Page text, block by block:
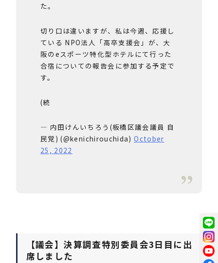
た。
切り口は違いますが、私は今週、応援し
ている NPO法人「高卒支援会」が、大
阪のeスポーツ特化型ホテルにて行った
合宿についての報告会に参加する予定で
す。
(続
— 内田けんいちろう(板橋区議会議員 自
民党) (@kenichirouchida)October
25, 2022
【議会】決算調査特別委員会3日目に出
席しました